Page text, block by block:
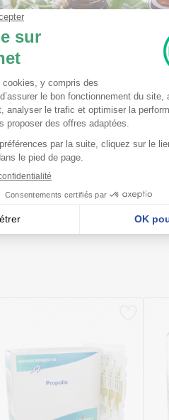
à pharmacie homéopathique
petit guide pratique des traitements
à avoir chez soi ! L'homéopathie
à part entière dans l'arsenal
Celle-ci est basée sur le principe